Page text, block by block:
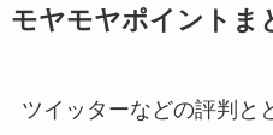
モヤモヤポイントま
ツイッターなどの評判と